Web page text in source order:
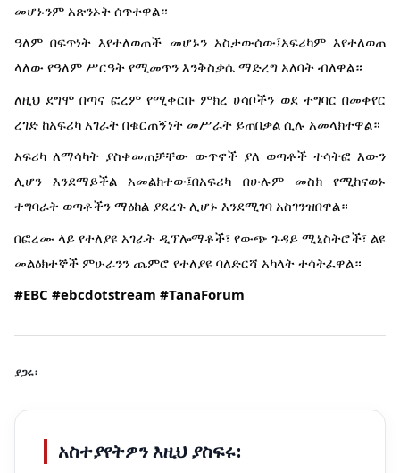
መሆኑንም አጽንኦት ሰጥተዋል።
ዓለም በፍጥነት እየተለወጠች መሆኑን አስታውሰው፤አፍሪካም እየተለወጠ
ላለው የዓለም ሥርዓት የሚመጥን እንቅስቃሴ ማድረግ አለባት ብለዋል።
ለዚህ ደግሞ በጣና ፎረም የሚቀርቡ ምክረ ሀሳቦችን ወደ ተግባር በመቀየር
ረገድ ከአፍሪካ አገራት በቁርጠኝነት መሥራት ይጠበቃል ሲሉ አመላክተዋል።
አፍሪካ ለማሳካት ያስቀመጠቻቸው ውጥኖች ያለ ወጣቶች ተሳትፎ እውን
ሊሆን እንደማይችል አመልክተው፤በአፍሪካ በሁሉም መስክ የሚከናወኑ
ተግባራት ወጣቶችን ማዕከል ያደረጉ ሊሆኑ እንደሚገባ አስገንዝበዋል።
በፎረሙ ላይ የተለያዩ አገራት ዲፕሎማቶች፣ የውጭ ጉዳይ ሚኒስትሮች፣ ልዩ
መልዕክተኞች ምሁራንን ጨምሮ የተለያዩ ባለድርሻ አካላት ተሳትፈዋል።
#EBC #ebcdotstream #TanaForum
ያጋሩ፡
አስተያየትዎን እዚህ ያስፍሩ: